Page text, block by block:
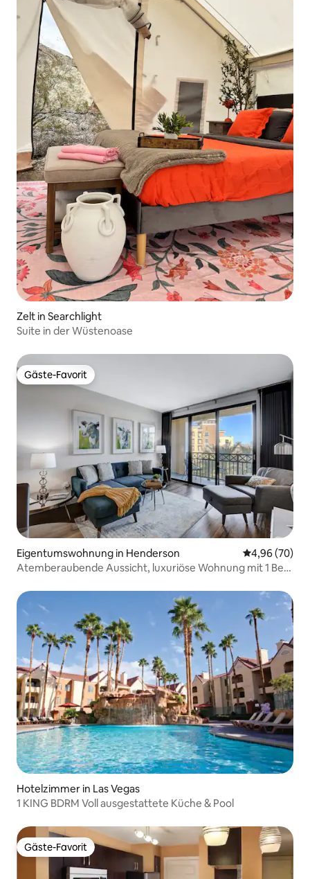
Zelt in Searchlight
Suite in der Wüstenoase
Gäste-Favorit
Gäste-Favorit
Eigentumswohnung in Henderson
4,96 (70)
Atemberaubende Aussicht, luxuriöse Wohnung mit 1 Bett
Hotelzimmer in Las Vegas
1 KING BDRM Voll ausgestattete Küche & Pool
Gäste-Favorit
Gäste-Favorit